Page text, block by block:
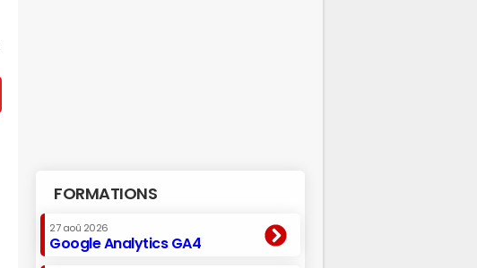
FORMATIONS
27 aoû 2026
Google Analytics GA4